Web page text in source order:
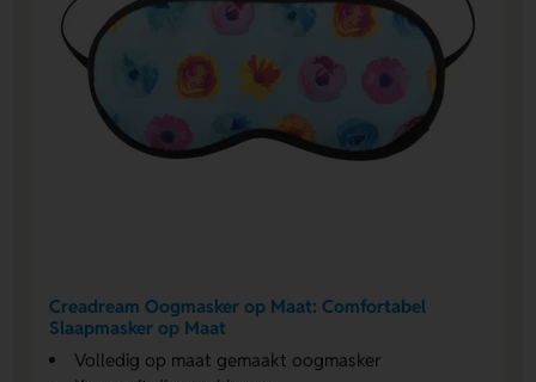
Creadream Oogmasker op Maat: Comfortabel
Slaapmasker op Maat
Volledig op maat gemaakt oogmasker